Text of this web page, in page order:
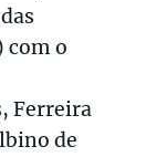
com o
Ferreira
de